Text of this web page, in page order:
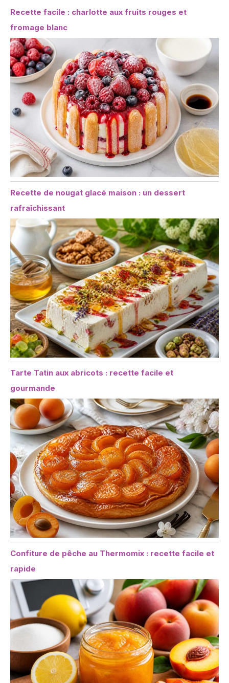
Recette facile : charlotte aux fruits rouges et
fromage blanc
Recette de nougat glacé maison : un dessert
rafraîchissant
Tarte Tatin aux abricots : recette facile et
gourmande
Confiture de pêche au Thermomix : recette facile et
rapide